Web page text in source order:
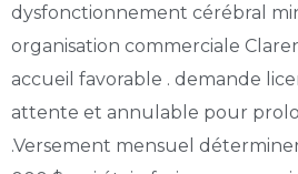
dysfonctionnement cérébral
organisation commerciale
accueil favorable . demande
attente et annulable pour
.Versement mensuel